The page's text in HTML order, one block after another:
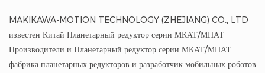
MAKIKAWA-MOTION TECHNOLOGY (ZHEJIANG) CO., LTD
известен Китай Планетарный редуктор серии МКАТ/МПАТ
Производители и Планетарный редуктор серии МКАТ/МПАТ
фабрика планетарных редукторов и разработчик мобильных роботов